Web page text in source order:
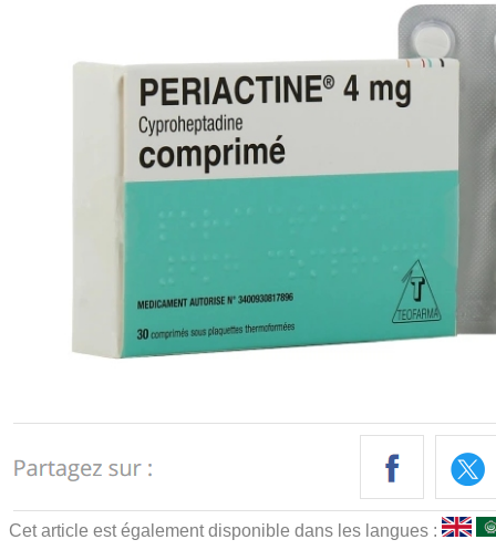
Cet article est également disponible dans les langues :